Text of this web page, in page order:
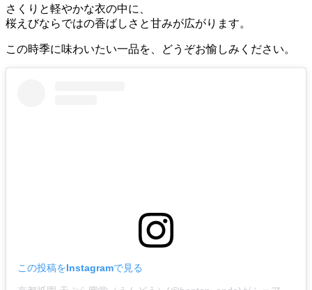
さくりと軽やかな衣の中に、
桜えびならではの香ばしさと甘みが広がります。
この時季に味わいたい一品を、どうぞお愉しみください。
この投稿をInstagramで見る